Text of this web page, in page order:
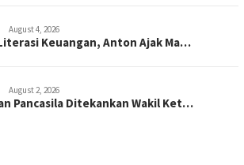
August 4, 2026
Keuangan, Anton Ajak Ma…
August 2, 2026
Pancasila Ditekankan Wakil Ket…